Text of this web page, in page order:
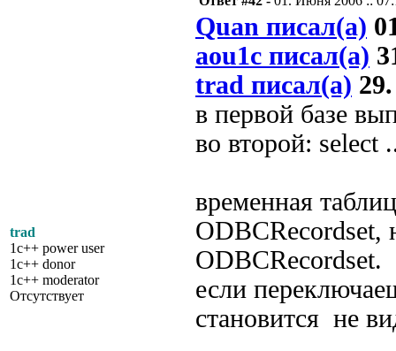
trad
1c++ power user
1c++ donor
1c++ moderator
Отсутствует
Quan писал(а)
aou1c писал(а)
trad писал(а)
в первой базе
во второй: select
временная
ODBCRecordset,
ODBCRecordset.
если
становится не